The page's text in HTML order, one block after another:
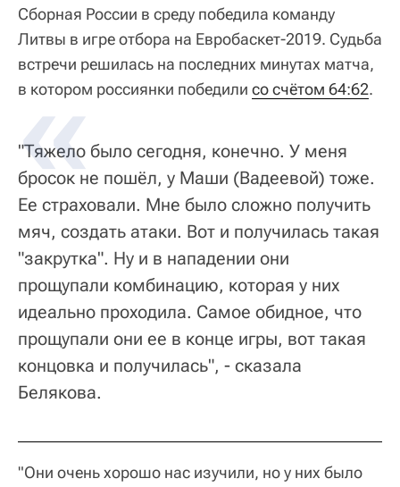
Сборная России в среду победила команду
Литвы в игре отбора на Евробаскет-2019. Судьба
встречи решилась на последних минутах матча,
в котором россиянки победили со счётом 64:62.
"Тяжело было сегодня, конечно. У меня
бросок не пошёл, у Маши (Вадеевой) тоже.
Ее страховали. Мне было сложно получить
мяч, создать атаки. Вот и получилась такая
"закрутка". Ну и в нападении они
прощупали комбинацию, которая у них
идеально проходила. Самое обидное, что
прощупали они ее в конце игры, вот такая
концовка и получилась", - сказала
Белякова.
"Они очень хорошо нас изучили, но у них было